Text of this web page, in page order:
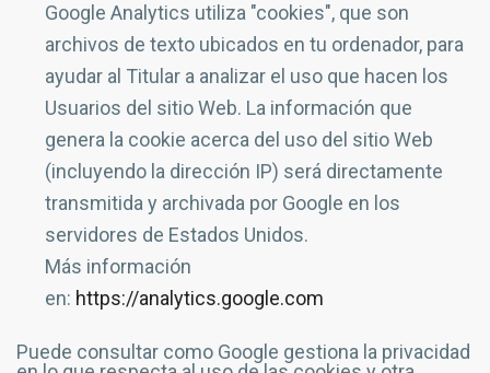
Google Analytics utiliza "cookies", que son
archivos de texto ubicados en tu ordenador, para
ayudar al Titular a analizar el uso que hacen los
Usuarios del sitio Web. La información que
genera la cookie acerca del uso del sitio Web
(incluyendo la dirección IP) será directamente
transmitida y archivada por Google en los
servidores de Estados Unidos.
Más información
en: https://analytics.google.com
Puede consultar como Google gestiona la privacidad